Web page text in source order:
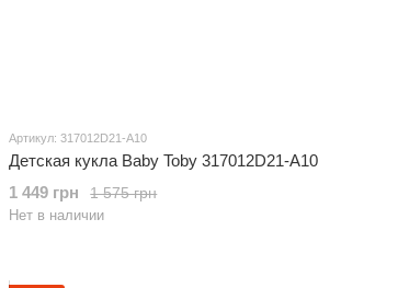
Артикул: 317012D21-A10
Детская кукла Baby Toby 317012D21-A10
1 575 грн
1 449 грн
Нет в наличии